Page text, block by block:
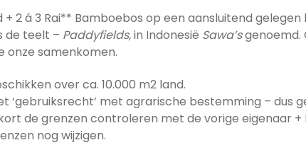
+ 2 á 3 Rai** Bamboebos op een aansluitend
de teelt – Paddyfields,in Indonesië Sawa’sgenoemd.
onze samenkomen.
over ca. 10.000 m2 land.
‘gebruiksrecht’ met agrarische bestemming – dus
de grenzen controleren met de vorige eigenaar
nog wijzigen.